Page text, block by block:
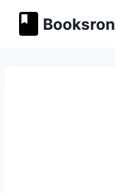
содержимому
Booksron